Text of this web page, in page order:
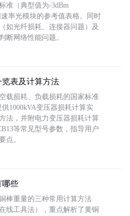
准（典型值为-3dBm
率光模块的参考值表格。同时
如光纤损耗、连接器问题）及
断网络性能问题。
表及计算方法
载损耗、负载损耗的国家标准
供1000kVA变压器损耗计算实
法，并附电力变压器损耗计算
等常见型号参数，指导用户
点。
哪些
棒重量的三种常用计算方法
线工具法），重点解析了黄铜